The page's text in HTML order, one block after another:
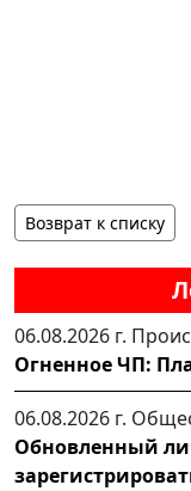
06.08.2026 г.
Огненное ЧП:
06.08.2026 г.
Обновленный
Возврат к списку